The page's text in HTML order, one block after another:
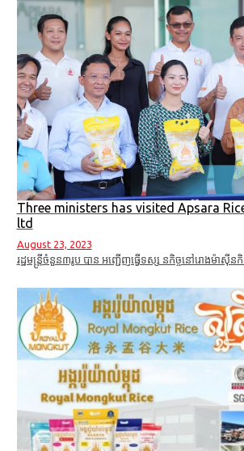
Three ministers has visited Apsara
ltd
August 23, 2023
រដ្ឋមន្ត្រីចំនួន៣រូប បាន អញ្ជើញធ្វើទស្ស នកិច្ចនៅរោងម៉ាស៊ីន